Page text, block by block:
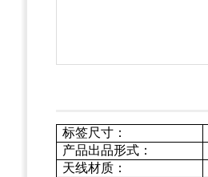
标签尺寸：
产品出品形式：
天线材质：